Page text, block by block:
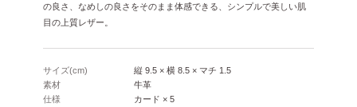
の良さ、なめしの良さをそのまま体感できる、シンプルで美しい肌
目の上質レザー。
サイズ(cm)
縦 9.5 × 横 8.5 × マチ 1.5
素材
牛革
仕様
カード × 5